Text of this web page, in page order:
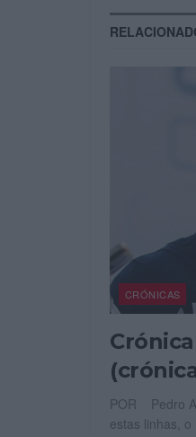
CRÓNICAS
POR Pedro
estas linhas,